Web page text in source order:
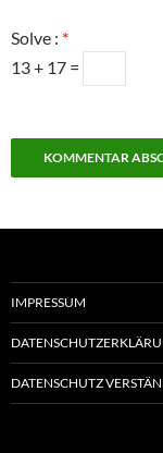
Solve : *
13 + 17 =
IMPRESSUM
DATENSCHUTZ